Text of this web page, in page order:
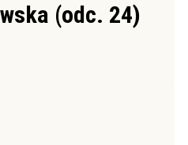
(odc. 24)